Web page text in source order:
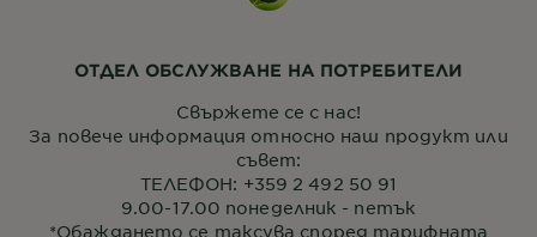
ОТДЕЛ ОБСЛУЖВАНЕ НА ПОТРЕБИТЕЛИ
Свържете се с нас!
За повече информация относно наш продукт или
съвет:
ТЕЛЕФОН: +359 2 492 50 91
9.00-17.00 понеделник - петък
*Обаждането се таксува според тарифната